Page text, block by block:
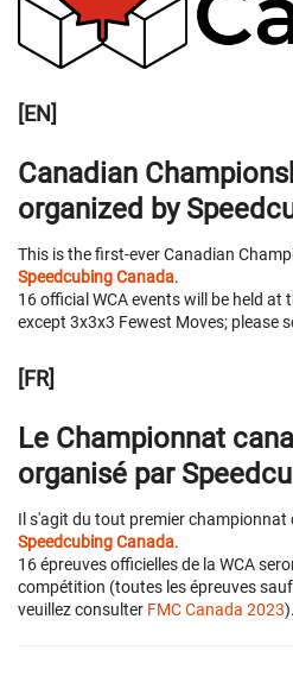
[EN]
Canadian
organized by
This is the first-ever Canadian
Speedcubing Canada.
16 official WCA events will be held
except 3x3x3 Fewest Moves; please
[FR]
Le Championnat
organisé par
Il s'agit du tout premier championnat
Speedcubing Canada.
16 épreuves officielles de la WCA
compétition (toutes les épreuves
veuillez consulter FMC Canada 2023).